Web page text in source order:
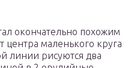
окончательно похожим
маленького круга
линии рисуются два